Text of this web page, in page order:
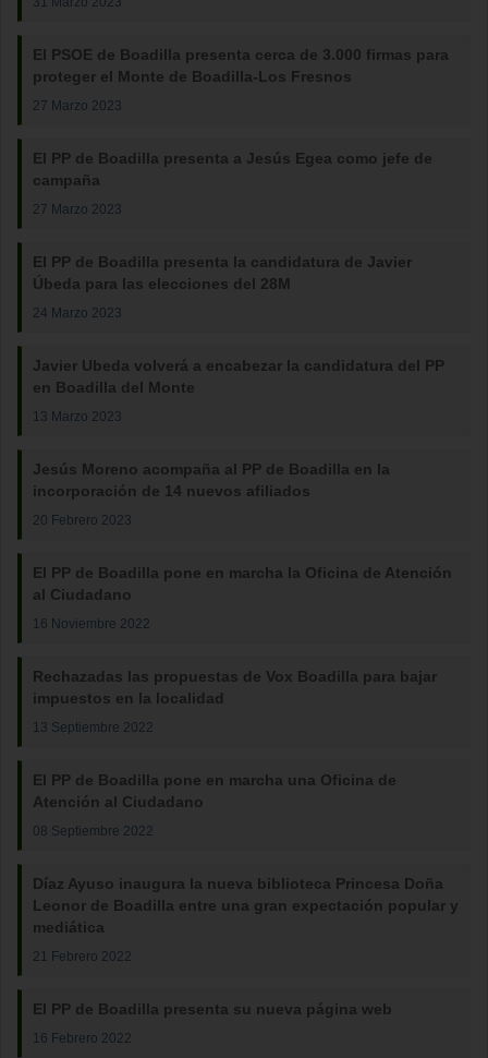
El PSOE de Boadilla presenta cerca de 3.000 firmas para
proteger el Monte de Boadilla-Los Fresnos
27 Marzo 2023
El PP de Boadilla presenta a Jesús Egea como jefe de
campaña
27 Marzo 2023
El PP de Boadilla presenta la candidatura de Javier
Úbeda para las elecciones del 28M
24 Marzo 2023
Javier Ubeda volverá a encabezar la candidatura del PP
en Boadilla del Monte
13 Marzo 2023
Jesús Moreno acompaña al PP de Boadilla en la
incorporación de 14 nuevos afiliados
20 Febrero 2023
El PP de Boadilla pone en marcha la Oficina de Atención
al Ciudadano
16 Noviembre 2022
Rechazadas las propuestas de Vox Boadilla para bajar
impuestos en la localidad
13 Septiembre 2022
El PP de Boadilla pone en marcha una Oficina de
Atención al Ciudadano
08 Septiembre 2022
Díaz Ayuso inaugura la nueva biblioteca Princesa Doña
Leonor de Boadilla entre una gran expectación popular y
mediática
21 Febrero 2022
El PP de Boadilla presenta su nueva página web
16 Febrero 2022